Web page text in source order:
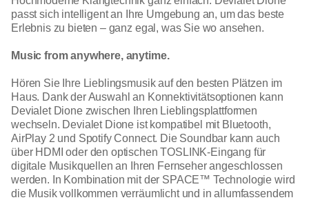
passt sich intelligent an Ihre Umgebung an, um das beste
Erlebnis zu bieten – ganz egal, was Sie wo ansehen.
Music from anywhere, anytime.
Hören Sie Ihre Lieblingsmusik auf den besten Plätzen im
Haus. Dank der Auswahl an Konnektivitätsoptionen kann
Devialet Dione zwischen Ihren Lieblingsplattformen
wechseln. Devialet Dione ist kompatibel mit Bluetooth,
AirPlay 2 und Spotify Connect. Die Soundbar kann auch
über HDMI oder den optischen TOSLINK-Eingang für
digitale Musikquellen an Ihren Fernseher angeschlossen
werden. In Kombination mit der SPACE™ Technologie wird
die Musik vollkommen verräumlicht und in allumfassendem